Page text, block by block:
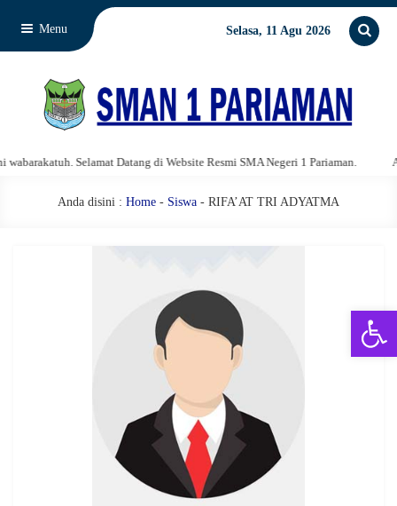
Menu Selasa, 11 Agu 2026
Selamat Datang di Website Resmi SMA Negeri 1 Pariaman.
Anda disini : Home - Siswa - RIFA’AT TRI ADYATMA